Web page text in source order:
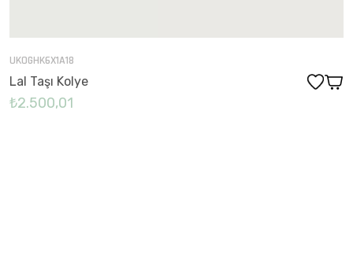
UKOGHK6X1A18
Lal Taşı Kolye
₺2.500,01